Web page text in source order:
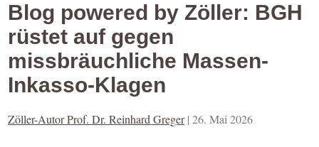
Blog powered by Zöller: BGH
rüstet auf gegen
missbräuchliche Massen-
Inkasso-Klagen
Zöller-Autor Prof. Dr. Reinhard Greger |26. Mai 2026